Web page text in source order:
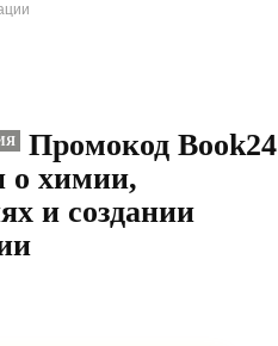
Промокод Book24
химии,
и создании